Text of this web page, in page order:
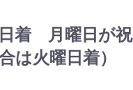
日着 月曜日が祝
は火曜日着）